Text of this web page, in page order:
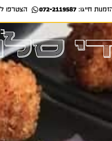
חייגו: 072-2119587 הצטרפו